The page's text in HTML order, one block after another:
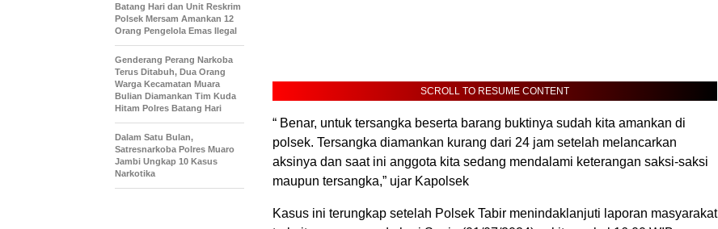
SCROLL TO RESUME CONTENT
“ Benar, untuk tersangka beserta barang buktinya sudah kita amankan di
polsek. Tersangka diamankan kurang dari 24 jam setelah melancarkan
aksinya dan saat ini anggota kita sedang mendalami keterangan saksi-saksi
maupun tersangka,” ujar Kapolsek
Kasus ini terungkap setelah Polsek Tabir menindaklanjuti laporan masyarakat
Batang Hari dan Unit Reskrim
Polsek Mersam Amankan 12
Orang Pengelola Emas Ilegal
Genderang Perang Narkoba
Terus Ditabuh, Dua Orang
Warga Kecamatan Muara
Bulian Diamankan Tim Kuda
Hitam Polres Batang Hari
Dalam Satu Bulan,
Satresnarkoba Polres Muaro
Jambi Ungkap 10 Kasus
Narkotika